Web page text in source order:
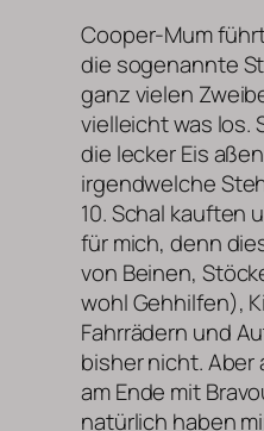
Cooper-Mum
die sogenannte
ganz vielen
vielleicht was los.
die lecker Eis
irgendwelche
10. Schal kauften
für mich, denn
von Beinen,
wohl Gehhilfen),
Fahrrädern und
bisher nicht. Aber
am Ende mit
natürlich haben